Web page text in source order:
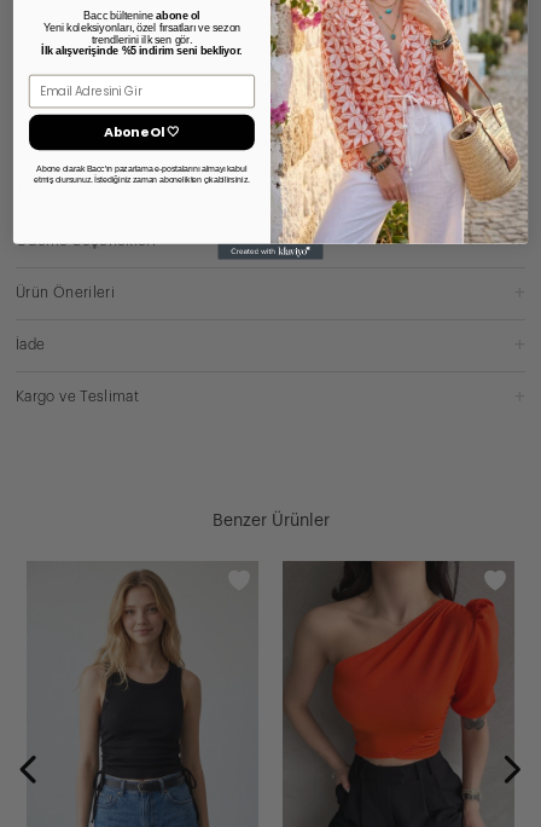
Geçici olarak stoklarımızda bulunmamaktadır.
Hatırlatma Talebi Ekle
Ürün Özellikleri
Yorumlar
Ödeme Seçenekleri
Ürün Önerileri
İade
Kargo ve Teslimat
Benzer Ürünler
Bacc bültenineabone ol
Yeni koleksiyonları, özel fırsatları ve sezon
trendlerini ilk sen gör.
İlk alışverişinde %5 indirim seni bekliyor.
Email
Abone Ol 🤍
Abone olarak Bacc'ın pazarlama e-postalarını almayı kabul
etmiş olursunuz. İstediğiniz zaman abonelikten çıkabilirsiniz.